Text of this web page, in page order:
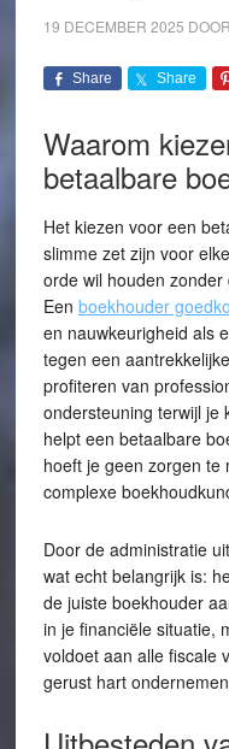
19 DECEMBER 2025 DOOR
Share Share
Waarom
betaalbare
Het kiezen voor een
slimme zet zijn voor
orde wil houden
Een boekhouder
en nauwkeurigheid als
tegen een
profiteren van
ondersteuning terwijl je
helpt een betaalbare
hoeft je geen zorgen te
complexe
Door de administratie
wat echt belangrijk is:
de juiste boekhouder
in je financiële situatie,
voldoet aan alle fiscale
gerust hart